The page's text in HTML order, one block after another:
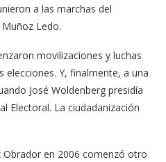
a las marchas del
Ledo.
movilizaciones y luchas
elecciones. Y, finalmente, a una
José Woldenberg presidía
Electoral. La ciudadanización
en 2006 comenzó otro